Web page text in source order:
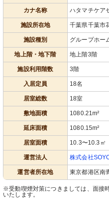
カナ名称 ハタマチケア
施設所在地 千葉県千葉市
施設種別 グループホー
地上階・地下階 地上階3階
施設利用階数 3階
入居定員 18名
居室総数 18室
敷地面積 1080.21m²
延床面積 1080.15m²
居室面積 10.3〜10.3㎡
運営法人 株式会社
運営者所在地 東京都港区南
※受動喫煙対策につきましては、面接
いたします。